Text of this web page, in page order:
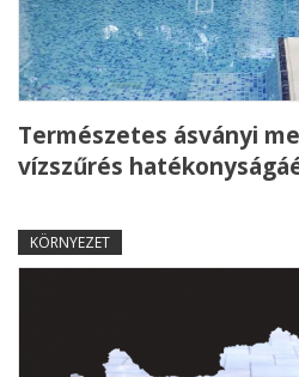
Természetes ásványi
vízszűrés
KÖRNYEZET